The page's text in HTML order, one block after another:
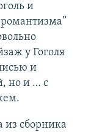
и
у Гоголя
и
но и … с
из сборника